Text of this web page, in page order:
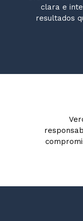
clara e
resultados